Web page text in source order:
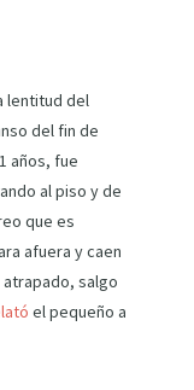
lentitud del
del fin de
años, fue
al piso y de
que es
afuera y caen
salgo
el pequeño a